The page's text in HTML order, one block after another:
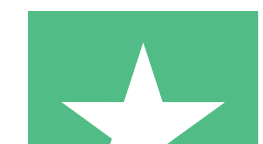
Pacchetti di Crediti Individuali
Paga a consumo con crediti di download. Nessun impegno